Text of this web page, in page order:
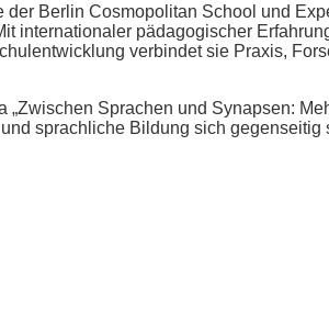
Berlin Cosmopolitan School und
internationaler pädagogischer
verbindet sie Praxis,
Sprachen und Synapsen:
sprachliche Bildung sich gegenseitig